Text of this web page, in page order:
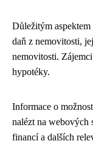
Důležitým
daň z nemovitosti,
nemovitosti.
hypotéky.
Informace o
nalézt na webových
financí a dalších